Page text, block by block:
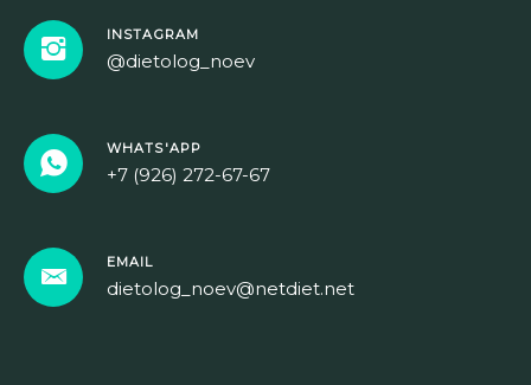
INSTAGRAM
@dietolog_noev
WHATS'APP
+7 (926) 272-67-67
EMAIL
dietolog_noev@netdiet.net